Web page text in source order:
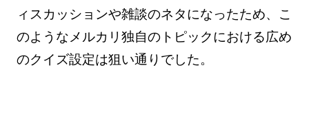
ィスカッションや雑談のネタになったため、こ
のようなメルカリ独自のトピックにおける広め
のクイズ設定は狙い通りでした。